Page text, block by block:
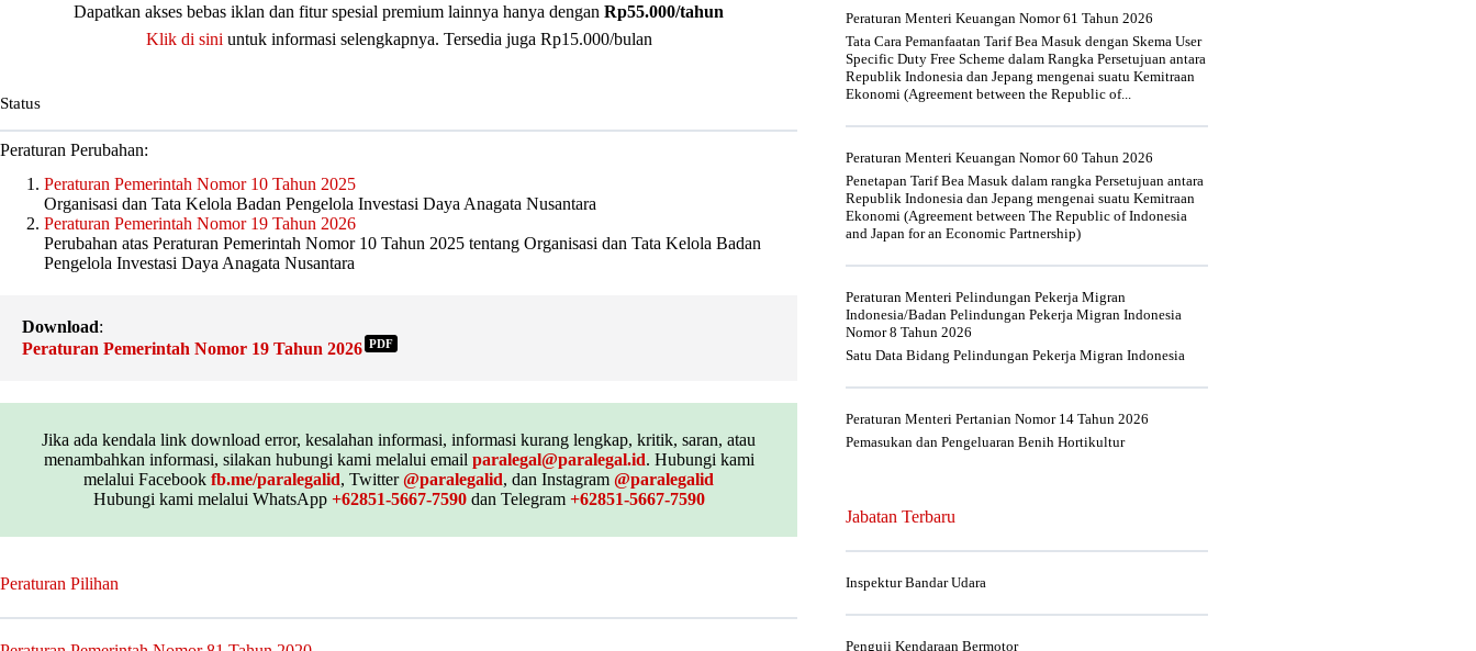
Dapatkan akses bebas iklan dan fitur spesial premium lainnya hanya dengan Rp55.000/tahun
Klik di sini untuk informasi selengkapnya. Tersedia juga Rp15.000/bulan
Status
Peraturan Perubahan:
Peraturan Pemerintah Nomor 10 Tahun 2025
Organisasi dan Tata Kelola Badan Pengelola Investasi Daya Anagata Nusantara
Peraturan Pemerintah Nomor 19 Tahun 2026
Perubahan atas Peraturan Pemerintah Nomor 10 Tahun 2025 tentang Organisasi dan Tata Kelola Badan
Pengelola Investasi Daya Anagata Nusantara
Download:
Peraturan Pemerintah Nomor 19 Tahun 2026 PDF
Jika ada kendala link download error, kesalahan informasi, informasi kurang lengkap, kritik, saran, atau
menambahkan informasi, silakan hubungi kami melalui email paralegal@paralegal.id. Hubungi kami
melalui Facebook fb.me/paralegalid, Twitter@paralegalid, dan Instagram @paralegalid
Hubungi kami melalui WhatsApp +62851-5667-7590dan Telegram +62851-5667-7590
Peraturan Pilihan
Peraturan Menteri Keuangan Nomor 61 Tahun 2026
Tata Cara Pemanfaatan Tarif Bea Masuk dengan Skema User
Specific Duty Free Scheme dalam Rangka Persetujuan antara
Republik Indonesia dan Jepang mengenai suatu Kemitraan
Ekonomi (Agreement between the Republic of...
Peraturan Menteri Keuangan Nomor 60 Tahun 2026
Penetapan Tarif Bea Masuk dalam rangka Persetujuan antara
Republik Indonesia dan Jepang mengenai suatu Kemitraan
Ekonomi (Agreement between The Republic of Indonesia
and Japan for an Economic Partnership)
Peraturan Menteri Pelindungan Pekerja Migran
Indonesia/Badan Pelindungan Pekerja Migran Indonesia
Nomor 8 Tahun 2026
Satu Data Bidang Pelindungan Pekerja Migran Indonesia
Peraturan Menteri Pertanian Nomor 14 Tahun 2026
Pemasukan dan Pengeluaran Benih Hortikultur
Jabatan Terbaru
Inspektur Bandar Udara
Penguji Kendaraan Bermotor